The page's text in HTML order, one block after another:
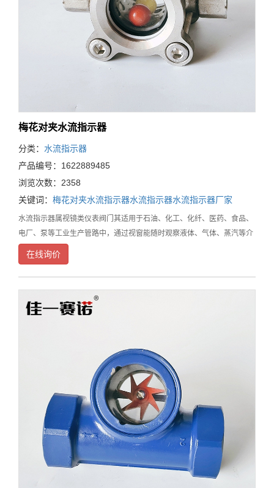
梅花对夹水流指示器
分类： 水流指示器
产品编号：1622889485
浏览次数：2358
关键词： 梅花对夹水流指示器水流指示器水流指示器厂家
水流指示器属视镜类仪表阀门其适用于石油、化工、化纤、医药、食品、
电厂、泵等工业生产管路中，通过视窗能随时观察液体、气体、蒸汽等介
质的浑浊度且计量介质流动速度反应情况，是保障正常生产保证产品质量
不可缺少的管道附件之一。其连接方式包括螺纹式；法
在线询价